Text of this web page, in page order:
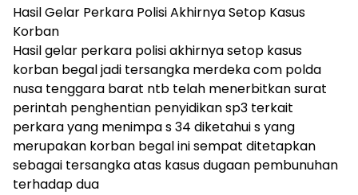
Hasil Gelar Perkara Polisi Akhirnya Setop Kasus
Korban
Hasil gelar perkara polisi akhirnya setop kasus
korban begal jadi tersangka merdeka com polda
nusa tenggara barat ntb telah menerbitkan surat
perintah penghentian penyidikan sp3 terkait
perkara yang menimpa s 34 diketahui s yang
merupakan korban begal ini sempat ditetapkan
sebagai tersangka atas kasus dugaan pembunuhan
terhadap dua